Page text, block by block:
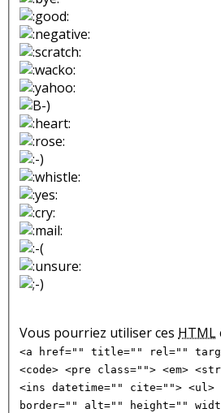
Vous pourriez utiliser ces HTML
<a href="" title="" rel=""
<code> <pre class=""> <em>
<ins datetime="" cite="">
border="" alt="" height=""